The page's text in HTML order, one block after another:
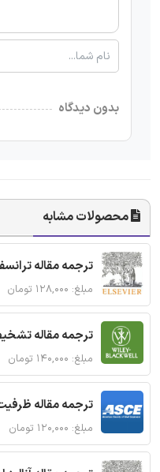
بدون دیدگاه
محصولات مشابه
ترجمه مقاله
مبلغ: ۱۲۸,۰۰۰ تومان
ترجمه مقاله
مبلغ: ۱۴۰,۰۰۰ تومان
ترجمه مقاله
مبلغ: ۱۲۰,۰۰۰ تومان